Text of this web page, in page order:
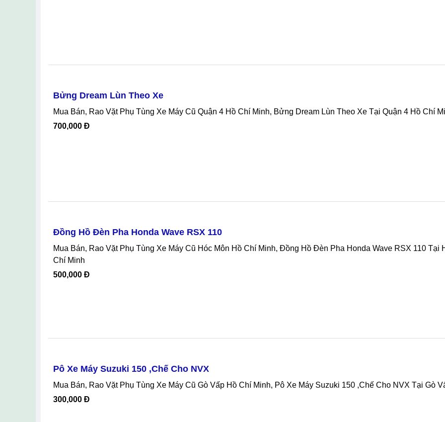
Bửng Dream Lùn Theo Xe
Mua Bán, Rao Vặt Phụ Tùng Xe Máy Cũ Quận 4 Hồ Chí Minh, Bửng Dream Lùn Theo Xe Tại Quận 4 Hồ Chí
700,000 Đ
Đồng Hồ Đèn Pha Honda Wave RSX 110
Mua Bán, Rao Vặt Phụ Tùng Xe Máy Cũ Hóc Môn Hồ Chí Minh, Đồng Hồ Đèn Pha Honda Wave RSX 110 Tại Hóc Môn Hồ
Chí Minh
500,000 Đ
Pô Xe Máy Suzuki 150 ,chế Cho NVX
Mua Bán, Rao Vặt Phụ Tùng Xe Máy Cũ Gò Vấp Hồ Chí Minh, Pô Xe Máy Suzuki 150 ,chế Cho NVX Tại Gò
300,000 Đ